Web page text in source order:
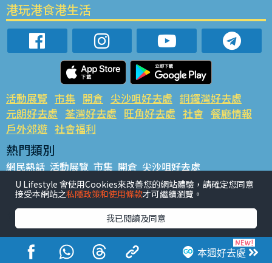
本週好去處
港玩港食港生活
活動展覽 市集 開倉 尖沙咀好去處 銅鑼灣好去處
元朗好去處 荃灣好去處 旺角好去處 社會 餐廳情報
戶外郊遊 社會福利
熱門類別
網民熱話 活動展覽 市集 開倉 尖沙咀好去處
銅鑼灣好去處 元朗好去處 荃灣好去處 旺角好去處 社會
餐廳情報 戶外郊遊
熱門標籤
#UGO搵好去處 #人氣活動推介 #美食社群熱話
#親子玩樂好去處
#ULifestyle應用程式
#限時搶
U Lifestyle 會使用Cookies來改善您的網站體驗，請確定您同意
接受本網站之私隱政策和使用條款才可繼續瀏覽。
我已閱讀及同意